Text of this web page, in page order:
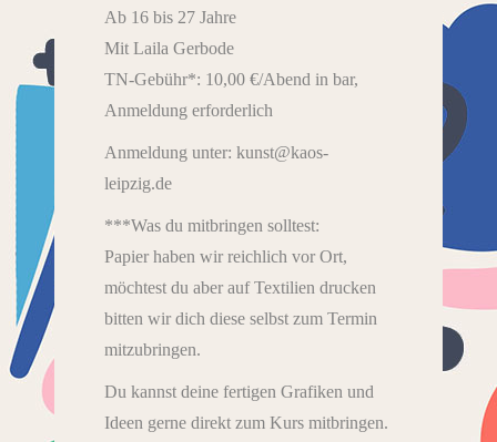
Ab 16 bis 27 Jahre
Mit Laila Gerbode
TN-Gebühr*: 10,00 €/Abend in bar,
Anmeldung erforderlich
Anmeldung unter: kunst@kaos-
leipzig.de
***Was du mitbringen solltest:
Papier haben wir reichlich vor Ort,
möchtest du aber auf Textilien drucken
bitten wir dich diese selbst zum Termin
mitzubringen.
Du kannst deine fertigen Grafiken und
Ideen gerne direkt zum Kurs mitbringen.